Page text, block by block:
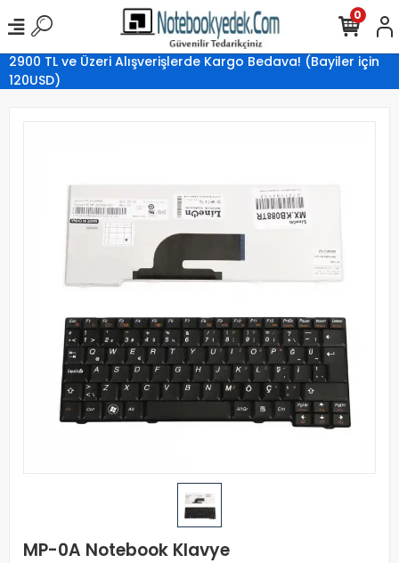
2900 TL ve Üzeri Alışverişlerde Kargo Bedava! (Bayiler için
120USD)
0
MP-0A Notebook Klavye